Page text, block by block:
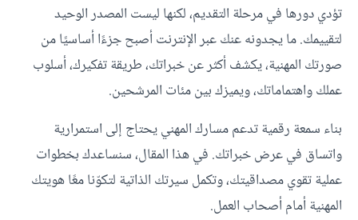
تؤدي دورها في مرحلة التقديم، لكنها ليست المصدر الوحيد
لتقييمك. ما يجدونه عنك عبر الإنترنت أصبح جزءًا أساسيًا من
صورتك المهنية، يكشف أكثر عن خبراتك، طريقة تفكيرك، أسلوب
عملك واهتماماتك، ويميزك بين مئات المرشحين.
بناء سمعة رقمية تدعم مسارك المهني يحتاج إلى استمرارية
واتساق في عرض خبراتك. في هذا المقال، سنساعدك بخطوات
عملية تقوي مصداقيتك، وتكمل سيرتك الذاتية لتكوّنا معًا هويتك
المهنية أمام أصحاب العمل.